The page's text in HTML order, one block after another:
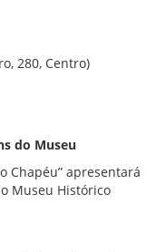
280, Centro)
do Museu
Chapéu” apresentará
Museu Histórico